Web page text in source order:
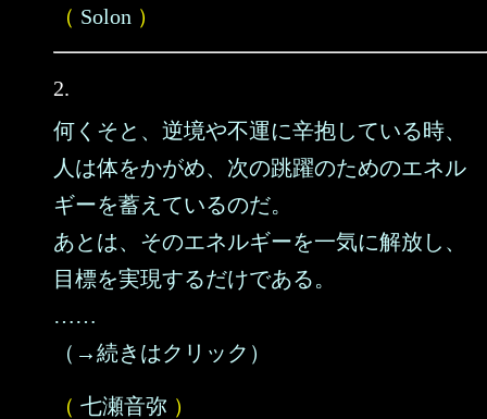
（ Solon ）
2.
何くそと、逆境や不運に辛抱している時、
人は体をかがめ、次の跳躍のためのエネル
ギーを蓄えているのだ。
あとは、そのエネルギーを一気に解放し、
目標を実現するだけである。
……
（→続きはクリック）
（ 七瀬音弥 ）